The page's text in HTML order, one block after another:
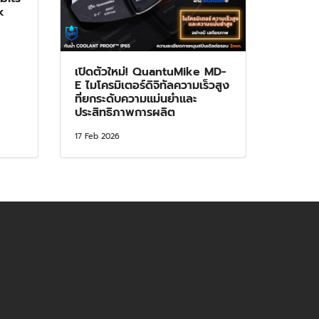
เปิดตัวใหม่! QuantuMike MD-
E ไมโครมิเตอร์ดิจิทัลความเร็วสูง
ที่ยกระดับความแม่นยำและ
ประสิทธิภาพการผลิต
17 Feb 2026